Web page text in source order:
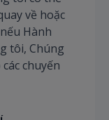
về hoặc
Hành
tôi, Chúng
chuyến